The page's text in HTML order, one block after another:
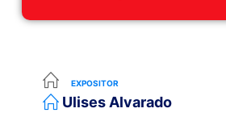
EXPOSITOR
Ulises Alvarado